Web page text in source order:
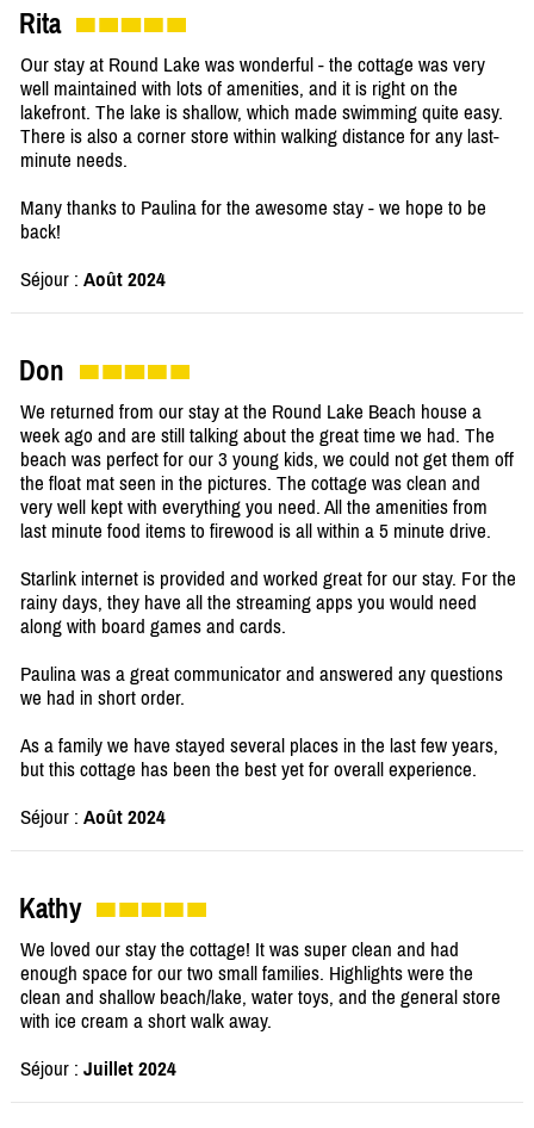
Rita
Our stay at Round Lake was wonderful - the cottage was very
well maintained with lots of amenities, and it is right on the
lakefront. The lake is shallow, which made swimming quite easy.
There is also a corner store within walking distance for any last-
minute needs.
Many thanks to Paulina for the awesome stay - we hope to be
back!
Séjour : Août 2024
Don
We returned from our stay at the Round Lake Beach house a
week ago and are still talking about the great time we had. The
beach was perfect for our 3 young kids, we could not get them off
the float mat seen in the pictures. The cottage was clean and
very well kept with everything you need. All the amenities from
last minute food items to firewood is all within a 5 minute drive.
Starlink internet is provided and worked great for our stay. For the
rainy days, they have all the streaming apps you would need
along with board games and cards.
Paulina was a great communicator and answered any questions
we had in short order.
As a family we have stayed several places in the last few years,
but this cottage has been the best yet for overall experience.
Séjour : Août 2024
Kathy
We loved our stay the cottage! It was super clean and had
enough space for our two small families. Highlights were the
clean and shallow beach/lake, water toys, and the general store
with ice cream a short walk away.
Séjour : Juillet 2024